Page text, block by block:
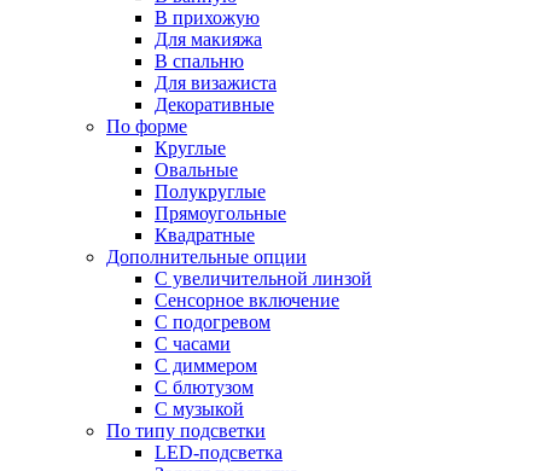
В прихожую
Для макияжа
В спальню
Для визажиста
Декоративные
По форме
Круглые
Овальные
Полукруглые
Прямоугольные
Квадратные
Дополнительные опции
C увеличительной линзой
Сенсорное включение
С подогревом
С часами
С диммером
С блютузом
С музыкой
По типу подсветки
LED-подсветка